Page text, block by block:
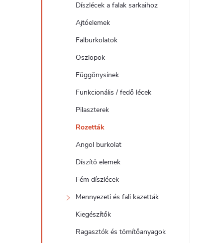
Díszlécek a falak sarkaihoz
Ajtóelemek
Falburkolatok
Oszlopok
Függönysínek
Funkcionális / fedő lécek
Pilaszterek
Rozetták
Angol burkolat
Díszítő elemek
Fém díszlécek
Mennyezeti és fali kazetták
Kiegészítők
Ragasztók és tömítőanyagok